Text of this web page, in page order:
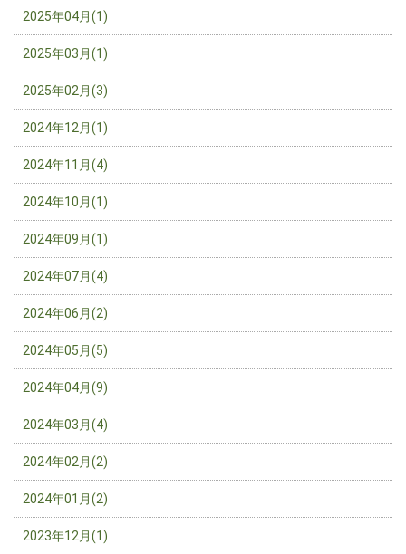
2025年04月(1)
2025年03月(1)
2025年02月(3)
2024年12月(1)
2024年11月(4)
2024年10月(1)
2024年09月(1)
2024年07月(4)
2024年06月(2)
2024年05月(5)
2024年04月(9)
2024年03月(4)
2024年02月(2)
2024年01月(2)
2023年12月(1)